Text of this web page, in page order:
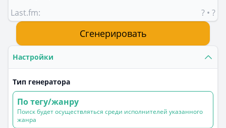
Last.fm: ? • ?
Сгенерировать
Настройки
Тип генератора
По тегу/жанру
Поиск будет осуществляться среди исполнителей указанного
жанра